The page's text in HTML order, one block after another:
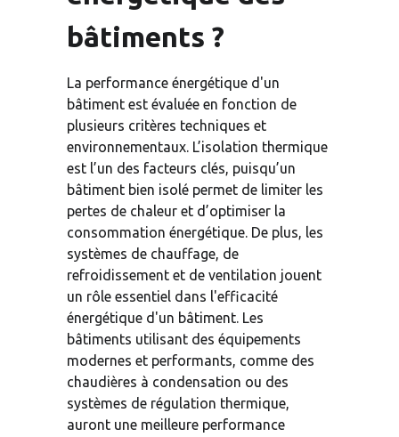
bâtiments ?
La performance énergétique d'un
bâtiment est évaluée en fonction de
plusieurs critères techniques et
environnementaux. L’isolation thermique
est l’un des facteurs clés, puisqu’un
bâtiment bien isolé permet de limiter les
pertes de chaleur et d’optimiser la
consommation énergétique. De plus, les
systèmes de chauffage, de
refroidissement et de ventilation jouent
un rôle essentiel dans l'efficacité
énergétique d'un bâtiment. Les
bâtiments utilisant des équipements
modernes et performants, comme des
chaudières à condensation ou des
systèmes de régulation thermique,
auront une meilleure performance